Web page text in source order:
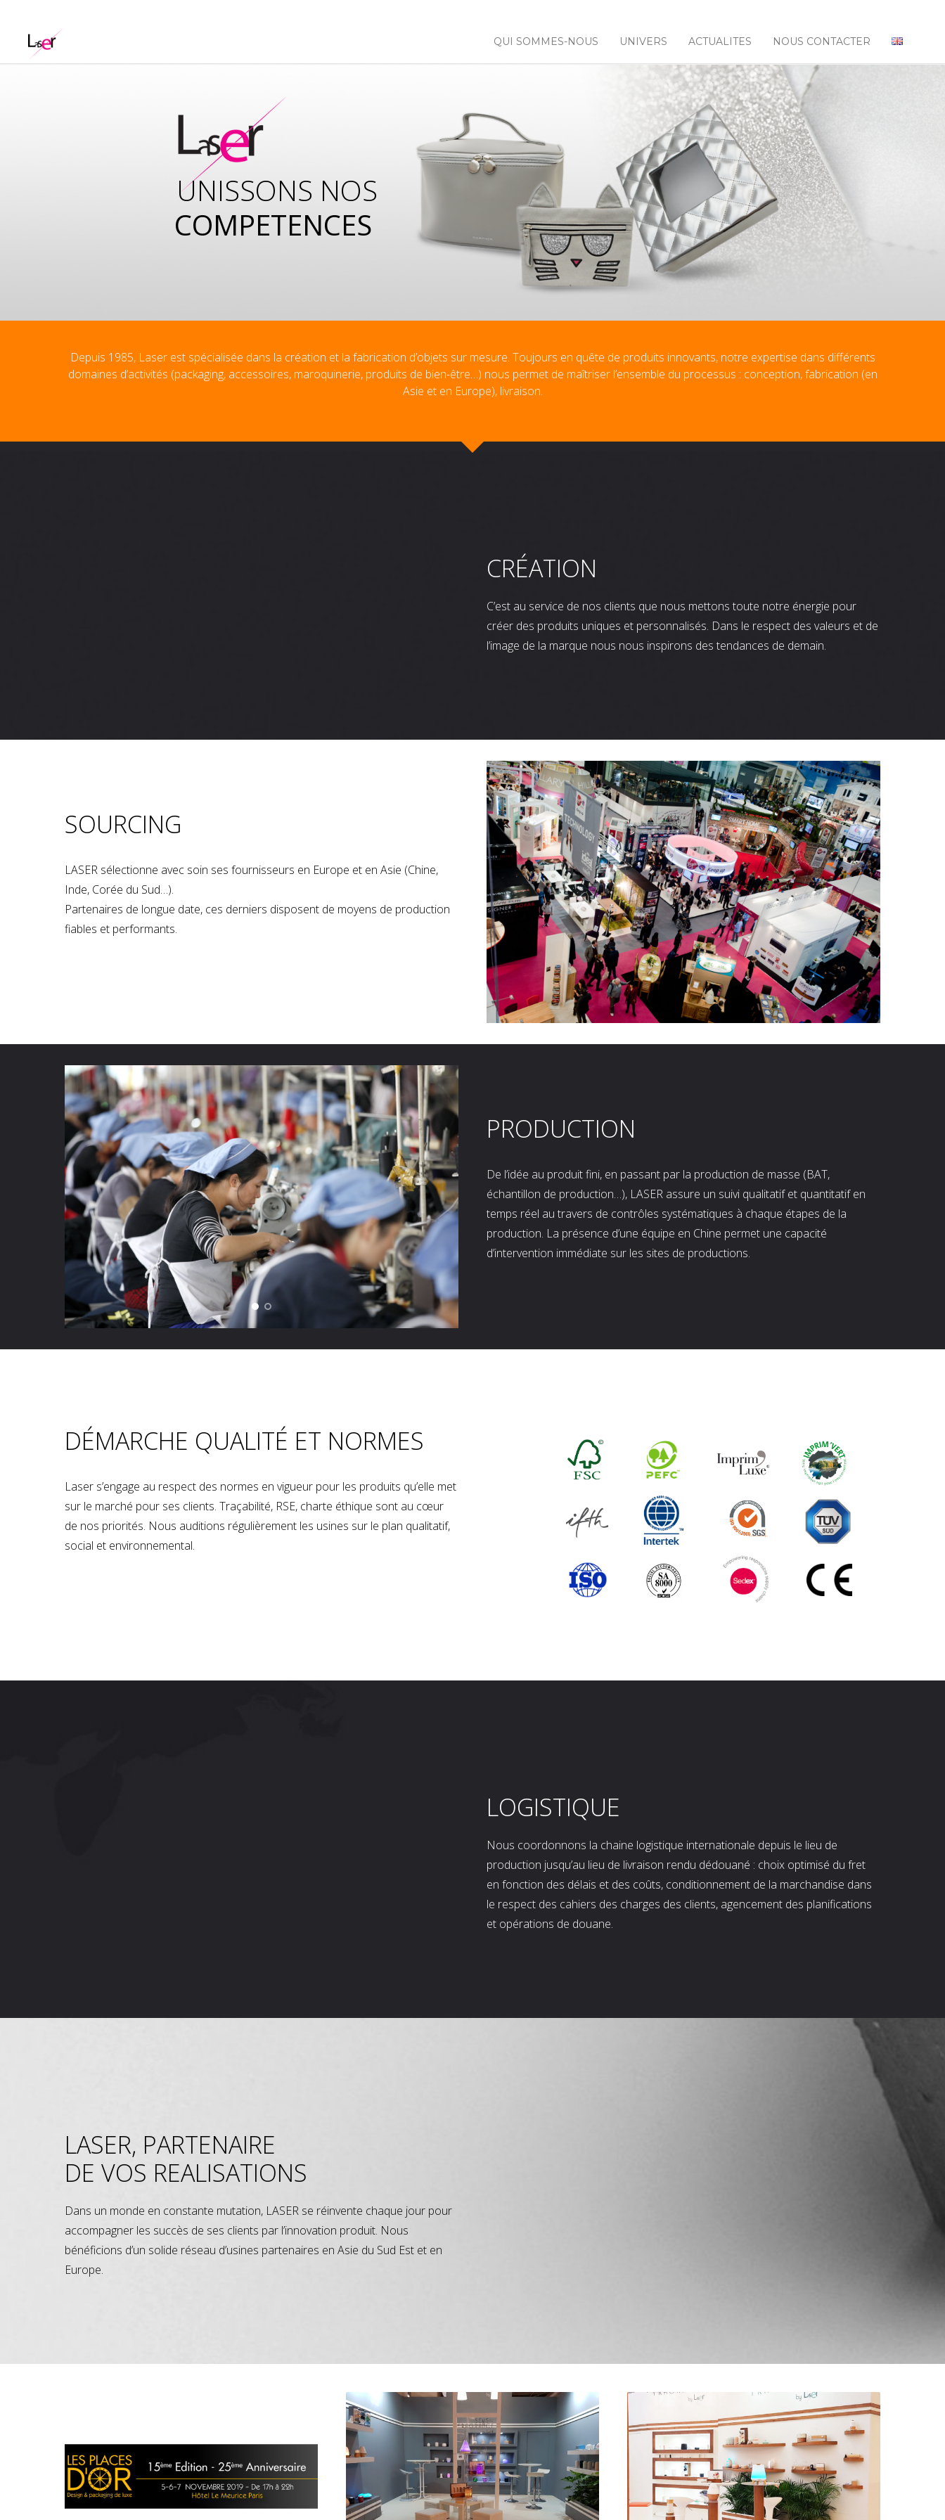
QUI SOMMES-NOUS UNIVERS ACTUALITES NOUS CONTACTER
COMPETENCES
UNISSONS NOS
Depuis 1985, Laser est spécialisée dans la création et la fabrication d’objets sur mesure. Toujours en quête de produits innovants, notre expertise dans différents
domaines d’activités (packaging, accessoires, maroquinerie, produits de bien-être…) nous permet de maîtriser l’ensemble du processus : conception, fabrication (en
Asie et en Europe), livraison.
CRÉATION
C’est au service de nos clients que nous mettons toute notre énergie pour
créer des produits uniques et personnalisés. Dans le respect des valeurs et de
l’image de la marque nous nous inspirons des tendances de demain.
SOURCING
LASER sélectionne avec soin ses fournisseurs en Europe et en Asie (Chine,
Inde, Corée du Sud…).
Partenaires de longue date, ces derniers disposent de moyens de production
fiables et performants.
PRODUCTION
De l’idée au produit fini, en passant par la production de masse (BAT,
échantillon de production…), LASER assure un suivi qualitatif et quantitatif en
temps réel au travers de contrôles systématiques à chaque étapes de la
production. La présence d’une équipe en Chine permet une capacité
d’intervention immédiate sur les sites de productions.
DÉMARCHE QUALITÉ ET NORMES
Laser s’engage au respect des normes en vigueur pour les produits qu’elle met
sur le marché pour ses clients. Traçabilité, RSE, charte éthique sont au cœur
de nos priorités. Nous auditions régulièrement les usines sur le plan qualitatif,
social et environnemental.
LOGISTIQUE
Nous coordonnons la chaine logistique internationale depuis le lieu de
production jusqu’au lieu de livraison rendu dédouané : choix optimisé du fret
en fonction des délais et des coûts, conditionnement de la marchandise dans
le respect des cahiers des charges des clients, agencement des planifications
et opérations de douane.
LASER, PARTENAIRE
DE VOS REALISATIONS
Dans un monde en constante mutation, LASER se réinvente chaque jour pour
accompagner les succès de ses clients par l’innovation produit. Nous
bénéficions d’un solide réseau d’usines partenaires en Asie du Sud Est et en
Europe.